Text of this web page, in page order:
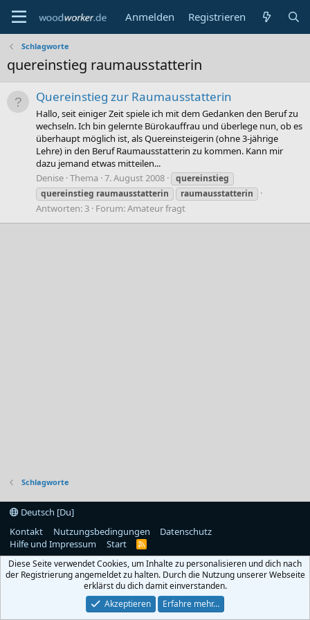
Anmelden Registrieren
Schlagworte
quereinstieg raumausstatterin
Quereinstieg zur Raumausstatterin
Hallo, seit einiger Zeit spiele ich mit dem Gedanken den Beruf zu
wechseln. Ich bin gelernte Bürokauffrau und überlege nun, ob es
überhaupt möglich ist, als Quereinsteigerin (ohne 3-jährige
Lehre) in den Beruf Raumausstatterin zu kommen. Kann mir
dazu jemand etwas mitteilen...
Denise Thema 7. August 2008
quereinstieg
quereinstieg raumausstatterin raumausstatterin
Antworten: 3 Forum:Amateur fragt
Schlagworte
Deutsch [Du]
Kontakt
Nutzungsbedingungen
Datenschutz
Hilfe und Impressum
Start
R
S
Diese Seite verwendet Cookies, um Inhalte zu personalisieren und dich nach
der Registrierung angemeldet zu halten. Durch die Nutzung unserer Webseite
erklärst du dich damit einverstanden.
Akzeptieren
Erfahre mehr…